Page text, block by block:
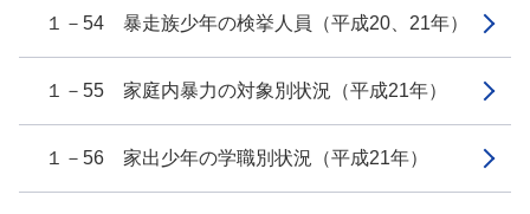
１－54 暴走族少年の検挙人員（平成20、21年）
１－55 家庭内暴力の対象別状況（平成21年）
１－56 家出少年の学職別状況（平成21年）